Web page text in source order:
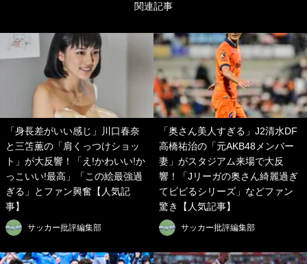
関連記事
「身長差がいい感じ」川口春奈
と三笘薫の「肩くっつけショッ
ト」が大反響！「え!かわいい!か
っこいい!最高」「この絵最強過
ぎる」とファン興奮【人気記
事】
サッカー批評編集部
「奥さん美人すぎる」J2清水DF
高橋祐治の「元AKB48メンバー
妻」がスタジアム来場で大反
響！「Jリーガの奥さん綺麗過ぎ
てビビるシリーズ」などファン
驚き【人気記事】
サッカー批評編集部